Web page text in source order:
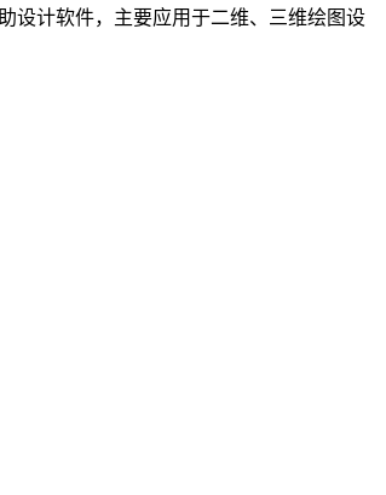
设计软件，主要应用于二维、三维绘图设